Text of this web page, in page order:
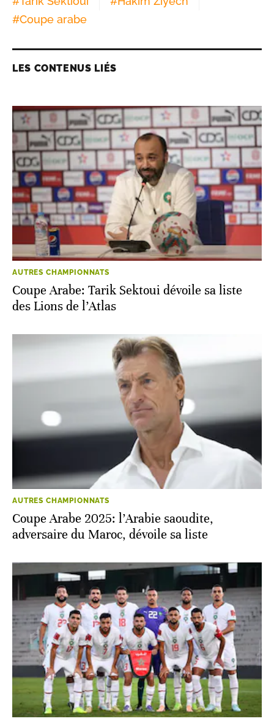
#Coupe arabe
LES CONTENUS LIÉS
AUTRES CHAMPIONNATS
Coupe Arabe: Tarik Sektoui dévoile sa liste
des Lions de l’Atlas
AUTRES CHAMPIONNATS
Coupe Arabe 2025: l’Arabie saoudite,
adversaire du Maroc, dévoile sa liste